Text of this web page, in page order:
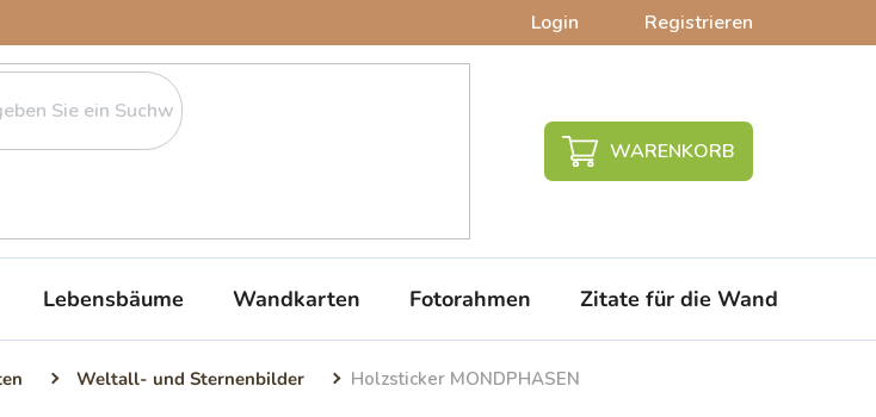
Login Registrieren
WARENKORB
Lebensbäume Wandkarten Fotorahmen Zitate für die Wand
Weltall- und Sternenbilder Holzsticker MONDPHASEN